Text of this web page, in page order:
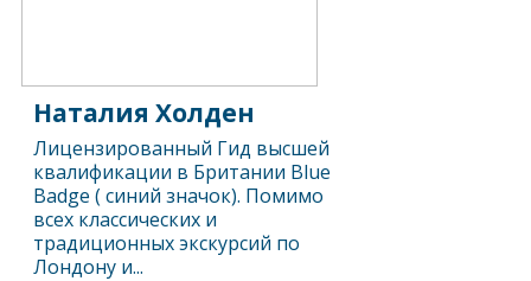
Наталия Холден
Лицензированный Гид высшей
квалификации в Британии Blue
Badge ( синий значок). Помимо
всех классических и
традиционных экскурсий по
Лондону и...